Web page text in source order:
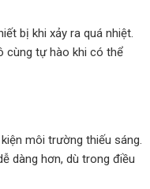
bị khi xảy ra quá nhiệt.
cùng tự hào khi có thể
môi trường thiếu sáng.
dàng hơn, dù trong điều